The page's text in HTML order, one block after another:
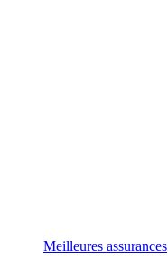
Meilleures assurances